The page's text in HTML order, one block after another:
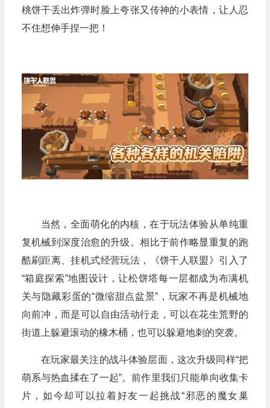
桃饼干丢出炸弹时脸上夸张又传神的小表情，让人忍
不住想伸手捏一把！
当然，全面萌化的内核，在于玩法体验从单纯重
复机械到深度治愈的升级。相比于前作略显重复的跑
酷刷距离、挂机式经营玩法，《饼干人联盟》引入了
“箱庭探索”地图设计，让松饼塔每一层都成为布满机
关与隐藏彩蛋的“微缩甜点盆景”，玩家不再是机械地
向前冲，而是可以自由活动行走，可以在花生荒野的
街道上躲避滚动的橡木桶，也可以躲避地刺的突袭。
在玩家最关注的战斗体验层面，这次升级同样“把
萌系与热血揉在了一起”。前作里我们只能单向收集卡
片，如今却可以拉着好友一起挑战“邪恶的魔女巢